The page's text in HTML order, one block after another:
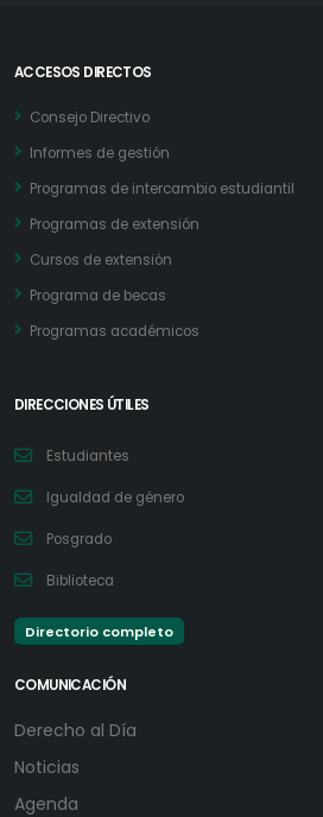
ACCESOS DIRECTOS
Consejo Directivo
Informes de gestión
Programas de intercambio estudiantil
Programas de extensión
Cursos de extensión
Programa de becas
Programas académicos
DIRECCIONES ÚTILES
Estudiantes
Igualdad de género
Posgrado
Biblioteca
Directorio completo
COMUNICACIÓN
Derecho al Día
Noticias
Agenda